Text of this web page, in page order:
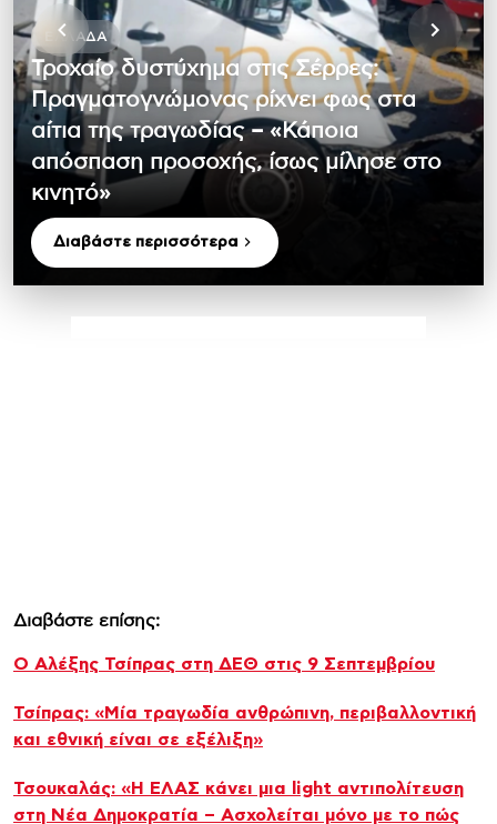
ΕΛΛΆΔΑ
Τροχαίο δυστύχημα στις Σέρρες:
Πραγματογνώμονας ρίχνει φως στα
αίτια της τραγωδίας – «Κάποια
απόσπαση προσοχής, ίσως μίλησε στο
κινητό»
Διαβάστε περισσότερα
Διαβάστε επίσης:
Ο Αλέξης Τσίπρας στη ΔΕΘ στις 9 Σεπτεμβρίου
Τσίπρας: «Μία τραγωδία ανθρώπινη, περιβαλλοντική
και εθνική είναι σε εξέλιξη»
Τσουκαλάς: «Η ΕΛΑΣ κάνει μια light αντιπολίτευση
στη Νέα Δημοκρατία – Ασχολείται μόνο με το πώς